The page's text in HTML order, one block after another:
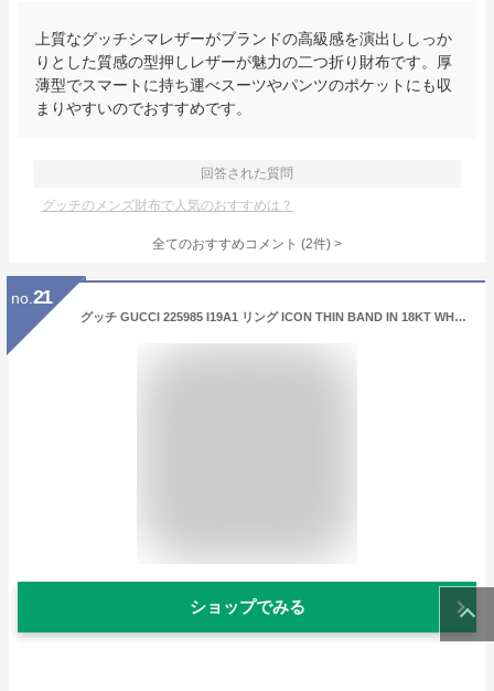
上質なグッチシマレザーがブランドの高級感を演出ししっか
りとした質感の型押しレザーが魅力の二つ折り財布です。厚
薄型でスマートに持ち運べスーツやパンツのポケットにも収
まりやすいのでおすすめです。
回答された質問
グッチのメンズ財布で人気のおすすめは？
全てのおすすめコメント (2件) >
no. 21
グッチ GUCCI 225985 I19A1 リング ICON THIN BAND IN 18KT WHITE GOLD AND BLACK SYNTHETIC CORUNDUM メンズ レディース アクセサリー 指輪 シンバンド ホワイトゴールド アイコン ギフト プレゼント エレガント お祝い 記念 おしゃれ クリスマス 13 14 15 16 17
ショップでみる